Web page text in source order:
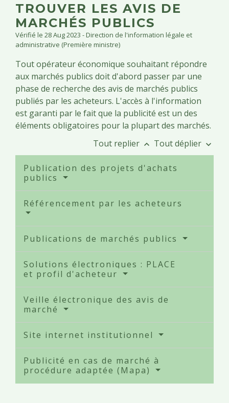
TROUVER LES AVIS DE
MARCHÉS PUBLICS
Vérifié le 28 Aug 2023 - Direction de l'information légale et
administrative (Première ministre)
Tout opérateur économique souhaitant répondre
aux marchés publics doit d'abord passer par une
phase de recherche des avis de marchés publics
publiés par les acheteurs. L'accès à l'information
est garanti par le fait que la publicité est un des
éléments obligatoires pour la plupart des marchés.
Tout replier keyboard_arrow_up Tout déplier keyboard_arrow_down
Publication des projets d'achats
publics
Référencement par les acheteurs
Publications de marchés publics
Solutions électroniques : PLACE
et profil d'acheteur
Veille électronique des avis de
marché
Site internet institutionnel
Publicité en cas de marché à
procédure adaptée (Mapa)